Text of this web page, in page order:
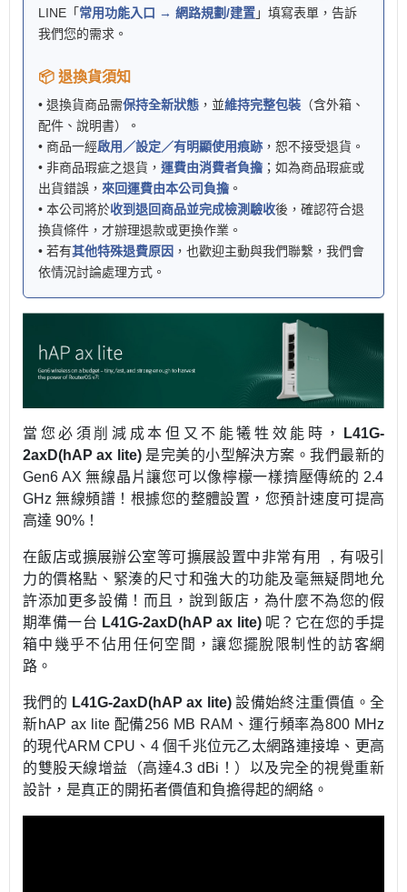
LINE「 常用功能入口 → 網路規劃/建置」填寫表單，告訴
我們您的需求。
📦 退換貨須知
• 退換貨商品需保持全新狀態 ，並維持完整包裝 （含外箱、
配件、說明書）。
• 商品一經啟用／設定／有明顯使用痕跡 ，恕不接受退貨。
• 非商品瑕疵之退貨， 運費由消費者負擔 ；如為商品瑕疵或
出貨錯誤， 來回運費由本公司負擔 。
• 本公司將於收到退回商品並完成檢測驗收後，確認符合退
換貨條件，才辦理退款或更換作業。
• 若有其他特殊退費原因 ，也歡迎主動與我們聯繫，我們會
依情況討論處理方式。
當您必須削減成本但又不能犧牲效能時，
L41G-
2axD(hAP ax lite) 是完美的小型解決方案。我們最新的
Gen6 AX無線晶片讓您可以像檸檬一樣擠壓傳統的 2.4
GHz無線頻譜！根據您的整體設置，您預計速度可提高
高達 90% ！
在飯店或擴展辦公室等可擴展設置中非常有用 ， 有吸引
力的價格點、緊湊的尺寸和強大的功能及毫無疑問地允
許添加更多設備！而且，說到飯店，為什麼不為您的假
期準備一台 L41G-2axD(hAP ax lite) 呢？它在您的手提
箱中幾乎不佔用任何空間，讓您擺脫限制性的訪客網
路。
我們的 L41G-2axD(hAP ax lite) 設備始終注重價值。全
新hAP ax lite 配備256 MB RAM 、運行頻率為800 MHz
的現代ARM CPU 、 4個千兆位元乙太網路連接埠、更高
的雙股天線增益（高達4.3 dBi ！）以及完全的視覺重新
設計，是真正的開拓者價值和負擔得起的網絡。